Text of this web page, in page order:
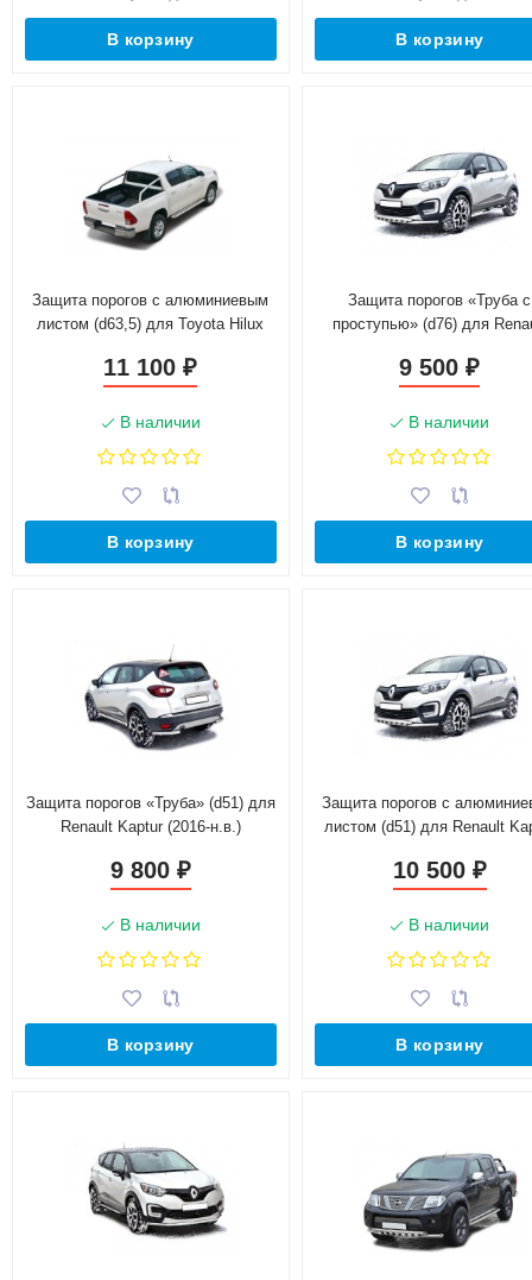
В корзину В корзину
Защита порогов с алюминиевым
листом (d63,5) для Toyota Hilux
11 100₽
В наличии
В корзину
Защита порогов «Труба с
проступью» (d76) для
9 500₽
В наличии
В корзину
Защита порогов «Труба» (d51) для
Renault Kaptur (2016-н.в.)
9 800 ₽
В наличии
В корзину
Защита порогов с
листом (d51) для Renault
10 500 ₽
В наличии
В корзину